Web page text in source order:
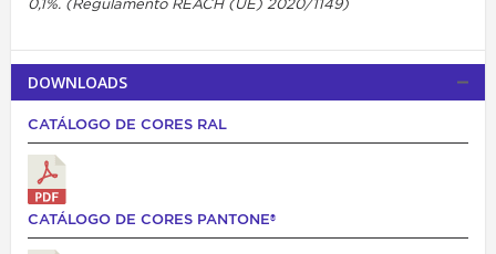
0,1%. (Regulamento REACH (UE) 2020/1149)
DOWNLOADS
CATÁLOGO DE CORES RAL
CATÁLOGO DE CORES PANTONE®